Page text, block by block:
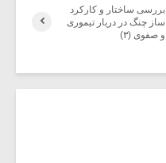
بررسی ساختار و کارکرد
ساز چنگ در دربار تیموری
و صفوی (۳)